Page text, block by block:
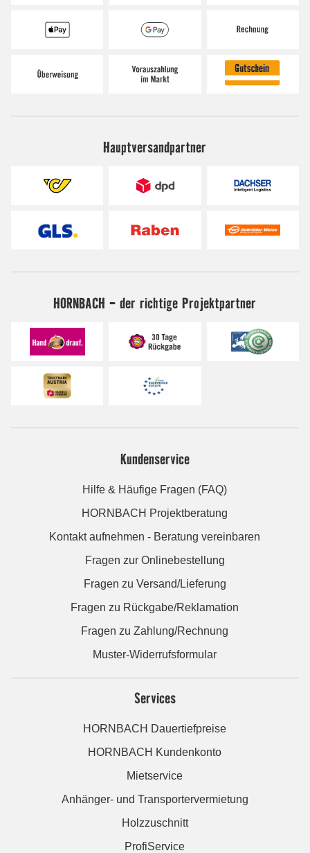
Hauptversandpartner
HORNBACH - der richtige Projektpartner
Kundenservice
Hilfe & Häufige Fragen (FAQ)
HORNBACH Projektberatung
Kontakt aufnehmen - Beratung vereinbaren
Fragen zur Onlinebestellung
Fragen zu Versand/Lieferung
Fragen zu Rückgabe/Reklamation
Fragen zu Zahlung/Rechnung
Muster-Widerrufsformular
Services
HORNBACH Dauertiefpreise
HORNBACH Kundenkonto
Mietservice
Anhänger- und Transportervermietung
Holzzuschnitt
ProfiService